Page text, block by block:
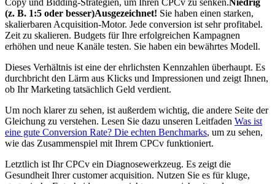
Copy und Bidding-Strategien, um Ihren CPCv zu senken.Niedrig
(z. B. 1:5 oder besser)Ausgezeichnet! Sie haben einen starken,
skalierbaren Acquisition-Motor. Jede conversion ist sehr profitabel.
Zeit zu skalieren. Budgets für Ihre erfolgreichen Kampagnen
erhöhen und neue Kanäle testen. Sie haben ein bewährtes Modell.
Dieses Verhältnis ist eine der ehrlichsten Kennzahlen überhaupt. Es
durchbricht den Lärm aus Klicks und Impressionen und zeigt Ihnen,
ob Ihr Marketing tatsächlich Geld verdient.
Um noch klarer zu sehen, ist außerdem wichtig, die andere Seite der
Gleichung zu verstehen. Lesen Sie dazu unseren Leitfaden Was ist
eine gute Conversion Rate? Die echten Benchmarks, um zu sehen,
wie das Zusammenspiel mit Ihrem CPCv funktioniert.
Letztlich ist Ihr CPCv ein Diagnosewerkzeug. Es zeigt die
Gesundheit Ihrer customer acquisition. Nutzen Sie es für kluge,